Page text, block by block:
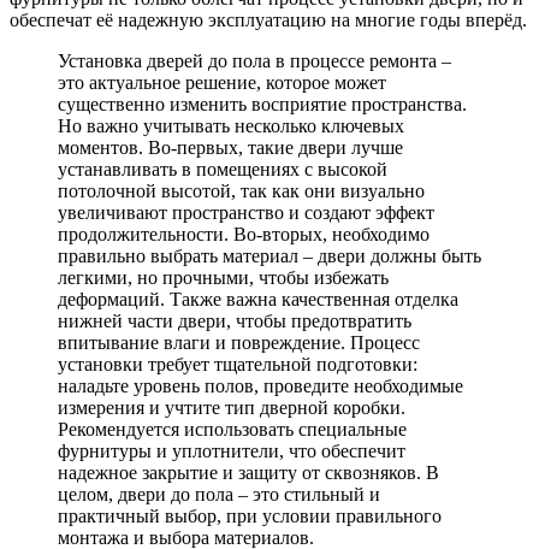
обеспечат её надежную эксплуатацию на многие годы вперёд.
Установка дверей до пола в процессе ремонта –
это актуальное решение, которое может
существенно изменить восприятие пространства.
Но важно учитывать несколько ключевых
моментов. Во-первых, такие двери лучше
устанавливать в помещениях с высокой
потолочной высотой, так как они визуально
увеличивают пространство и создают эффект
продолжительности. Во-вторых, необходимо
правильно выбрать материал – двери должны быть
легкими, но прочными, чтобы избежать
деформаций. Также важна качественная отделка
нижней части двери, чтобы предотвратить
впитывание влаги и повреждение. Процесс
установки требует тщательной подготовки:
наладьте уровень полов, проведите необходимые
измерения и учтите тип дверной коробки.
Рекомендуется использовать специальные
фурнитуры и уплотнители, что обеспечит
надежное закрытие и защиту от сквозняков. В
целом, двери до пола – это стильный и
практичный выбор, при условии правильного
монтажа и выбора материалов.